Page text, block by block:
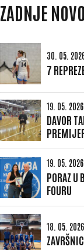
ZADNJE
30. 05.
7
19. 05. 2026..
DAVOR
19. 05. 2026..
PORAZ U
FOURU
18. 05. 2026..